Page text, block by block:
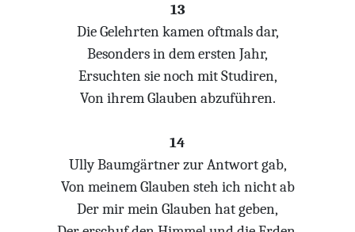
13
Die Gelehrten kamen oftmals dar,
Besonders in dem ersten Jahr,
Ersuchten sie noch mit Studiren,
Von ihrem Glauben abzuführen.
14
Ully Baumgärtner zur Antwort gab,
Von meinem Glauben steh ich nicht ab
Der mir mein Glauben hat geben,